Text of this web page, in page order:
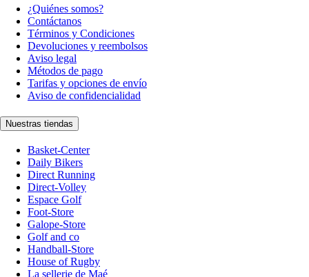
¿Quiénes somos?
Contáctanos
Términos y Condiciones
Devoluciones y reembolsos
Aviso legal
Métodos de pago
Tarifas y opciones de envío
Aviso de confidencialidad
Nuestras tiendas
Basket-Center
Daily Bikers
Direct Running
Direct-Volley
Espace Golf
Foot-Store
Galope-Store
Golf and co
Handball-Store
House of Rugby
La sellerie de Maé